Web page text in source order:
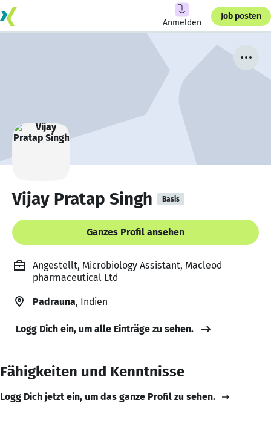
Anmelden
Job posten
Vijay Pratap Singh Basis
Ganzes Profil ansehen
Angestellt, Microbiology Assistant, Macleod
pharmaceutical Ltd
Padrauna, Indien
Logg Dich ein, um alle Einträge zu sehen.
Fähigkeiten und Kenntnisse
Logg Dich jetzt ein, um das ganze Profil zu sehen.